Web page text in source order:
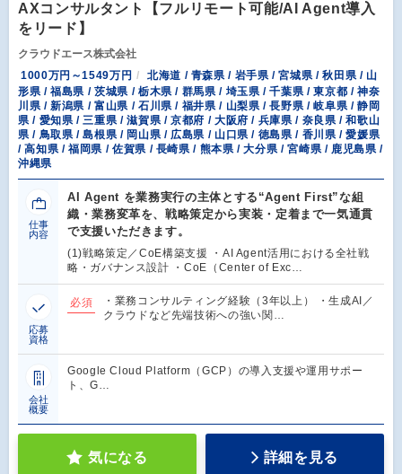
AXコンサルタント【フルリモート可能/AI Agent導入
をリード】
クラウドエース株式会社
1000万円～1549万円
北海道 / 青森県 / 岩手県 / 宮城県 / 秋田県 / 山
形県 / 福島県 / 茨城県 / 栃木県 / 群馬県 / 埼玉県 / 千葉県 / 東京都 / 神奈
川県 / 新潟県 / 富山県 / 石川県 / 福井県 / 山梨県 / 長野県 / 岐阜県 / 静岡
県 / 愛知県 / 三重県 / 滋賀県 / 京都府 / 大阪府 / 兵庫県 / 奈良県 / 和歌山
県 / 鳥取県 / 島根県 / 岡山県 / 広島県 / 山口県 / 徳島県 / 香川県 / 愛媛県
/ 高知県 / 福岡県 / 佐賀県 / 長崎県 / 熊本県 / 大分県 / 宮崎県 / 鹿児島県 /
沖縄県
仕事
内容
AI Agent を業務実行の主体とする“Agent First”な組
織・業務変革を、戦略策定から実装・定着まで一気通貫
で支援いただきます。
(1)戦略策定／CoE構築支援 ・AI Agent活用における全社戦
略・ガバナンス設計 ・CoE（Center of Exc…
応募
資格
必須
・業務コンサルティング経験（3年以上） ・生成AI／
クラウドなど先端技術への強い関…
会社
概要
Google Cloud Platform（GCP）の導入支援や運用サポー
ト、G…
気になる 詳細を見る